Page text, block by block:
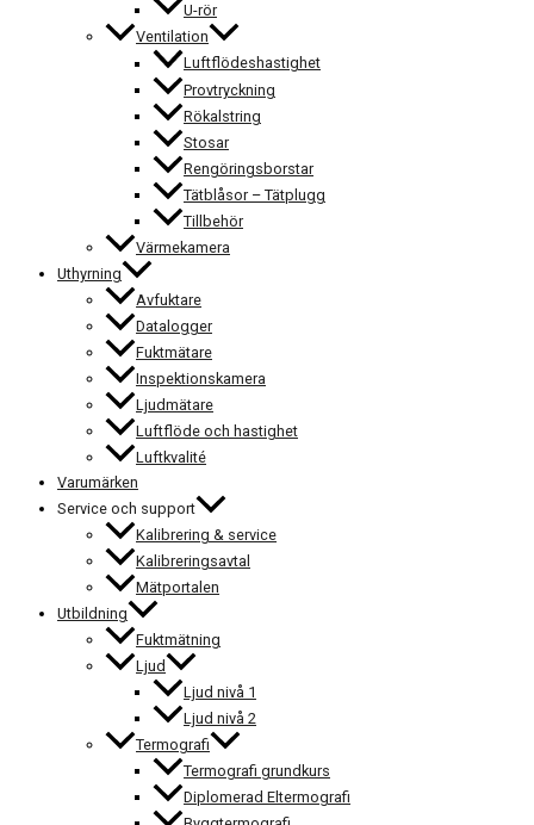
U-rör
Ventilation
Luftflödeshastighet
Provtryckning
Rökalstring
Stosar
Rengöringsborstar
Tätblåsor – Tätplugg
Tillbehör
Värmekamera
Uthyrning
Avfuktare
Datalogger
Fuktmätare
Inspektionskamera
Ljudmätare
Luftflöde och hastighet
Luftkvalité
Varumärken
Service och support
Kalibrering & service
Kalibreringsavtal
Mätportalen
Utbildning
Fuktmätning
Ljud
Ljud nivå 1
Ljud nivå 2
Termografi
Termografi grundkurs
Diplomerad Eltermografi